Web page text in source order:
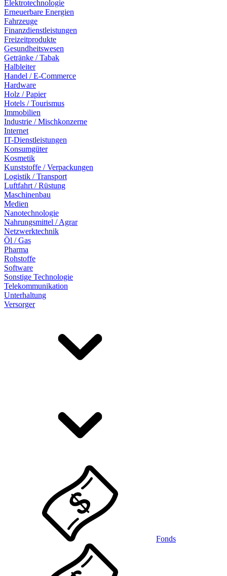
Elektrotechnologie
Erneuerbare Energien
Fahrzeuge
Finanzdienstleistungen
Freizeitprodukte
Gesundheitswesen
Getränke / Tabak
Halbleiter
Handel / E-Commerce
Hardware
Holz / Papier
Hotels / Tourismus
Immobilien
Industrie / Mischkonzerne
Internet
IT-Dienstleistungen
Konsumgüter
Kosmetik
Kunststoffe / Verpackungen
Logistik / Transport
Luftfahrt / Rüstung
Maschinenbau
Medien
Nanotechnologie
Nahrungsmittel / Agrar
Netzwerktechnik
Öl / Gas
Pharma
Rohstoffe
Software
Sonstige Technologie
Telekommunikation
Unterhaltung
Versorger
Fonds